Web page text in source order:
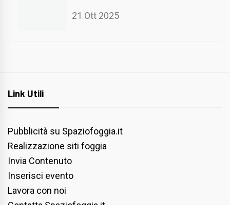
21 Ott 2025
Link Utili
Pubblicità su Spaziofoggia.it
Realizzazione siti foggia
Invia Contenuto
Inserisci evento
Lavora con noi